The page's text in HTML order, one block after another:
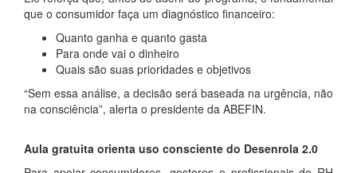
que o consumidor faça um diagnóstico financeiro:
Quanto ganha e quanto gasta
Para onde vai o dinheiro
Quais são suas prioridades e objetivos
“Sem essa análise, a decisão será baseada na urgência, não
na consciência”, alerta o presidente da ABEFIN.
Aula gratuita orienta uso consciente do Desenrola 2.0